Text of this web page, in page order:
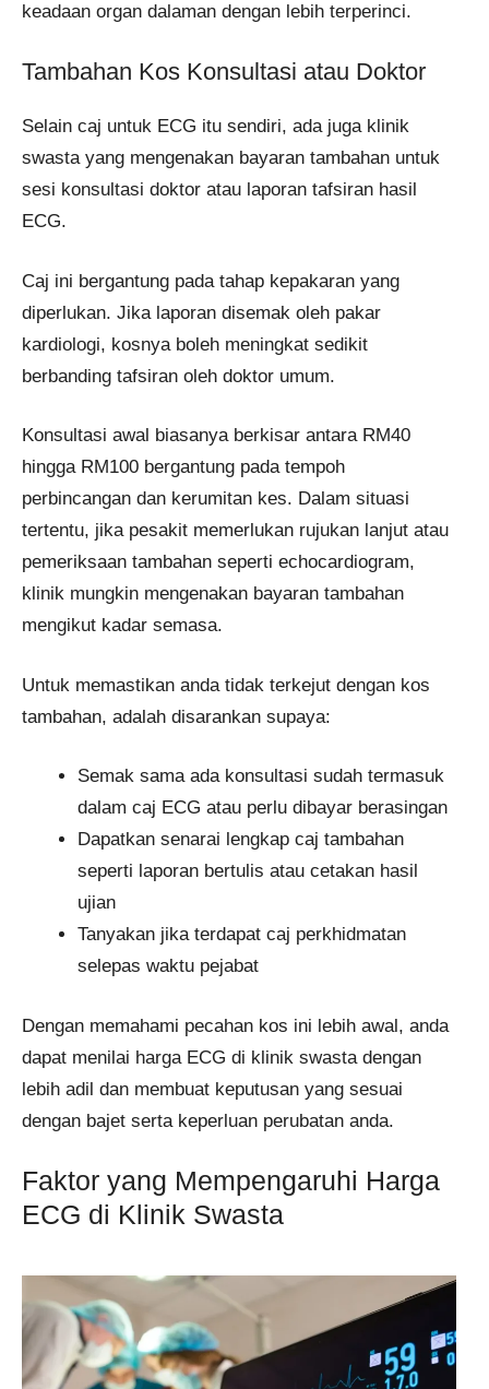
keadaan organ dalaman dengan lebih terperinci.
Tambahan Kos Konsultasi atau Doktor
Selain caj untuk ECG itu sendiri, ada juga klinik
swasta yang mengenakan bayaran tambahan untuk
sesi konsultasi doktor atau laporan tafsiran hasil
ECG.
Caj ini bergantung pada tahap kepakaran yang
diperlukan. Jika laporan disemak oleh pakar
kardiologi, kosnya boleh meningkat sedikit
berbanding tafsiran oleh doktor umum.
Konsultasi awal biasanya berkisar antara RM40
hingga RM100 bergantung pada tempoh
perbincangan dan kerumitan kes. Dalam situasi
tertentu, jika pesakit memerlukan rujukan lanjut atau
pemeriksaan tambahan seperti echocardiogram,
klinik mungkin mengenakan bayaran tambahan
mengikut kadar semasa.
Untuk memastikan anda tidak terkejut dengan kos
tambahan, adalah disarankan supaya:
Semak sama ada konsultasi sudah termasuk
dalam caj ECG atau perlu dibayar berasingan
Dapatkan senarai lengkap caj tambahan
seperti laporan bertulis atau cetakan hasil
ujian
Tanyakan jika terdapat caj perkhidmatan
selepas waktu pejabat
Dengan memahami pecahan kos ini lebih awal, anda
dapat menilai harga ECG di klinik swasta dengan
lebih adil dan membuat keputusan yang sesuai
dengan bajet serta keperluan perubatan anda.
Faktor yang Mempengaruhi Harga
ECG di Klinik Swasta